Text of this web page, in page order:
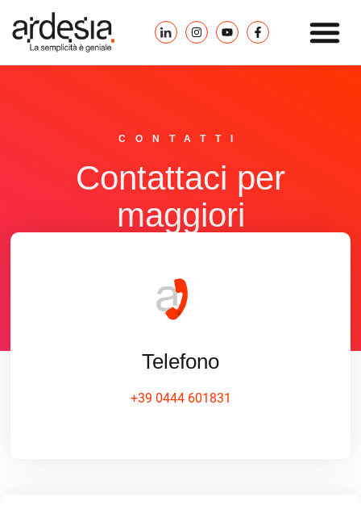
CONTATTI
Contattaci per
maggiori
Compila il form
Telefono
+39 0444 601831